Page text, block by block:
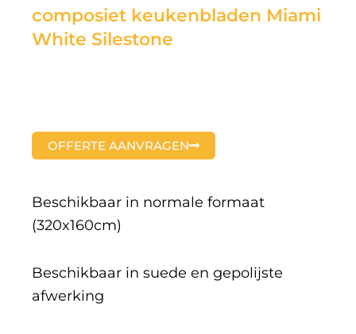
composiet keukenbladen Miami
White Silestone
OFFERTE AANVRAGEN
Beschikbaar in normale formaat
(320x160cm)
Beschikbaar in suede en gepolijste
afwerking